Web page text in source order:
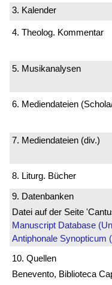
3. Kalender
4. Theolog. Kommentar
5. Musikanalysen
6. Mediendateien
7. Mediendateien (div.)
8. Liturg. Bücher
9. Datenbanken
Datei auf der Seite
Manuscript Database
Antiphonale Synopticum
10. Quellen
Benevento, Biblioteca